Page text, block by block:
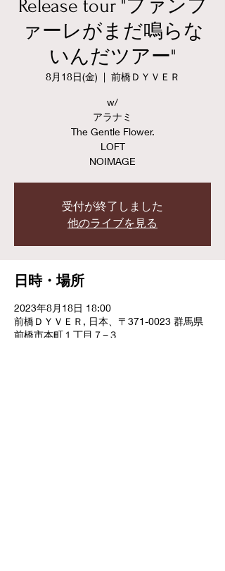
Release tour "ファンフ
ァーレがまだ鳴らな
いんだツアー"
8月18日(金)
  |
前橋ＤＹＶＥＲ
w/
アラナミ
The Gentle Flower.
LOFT
NOIMAGE
受付が終了しました
他のライブを見る
日時・場所
2023年8月18日 18:00
前橋ＤＹＶＥＲ, 日本、〒371-0023 群馬県
前橋市本町１丁目７−３